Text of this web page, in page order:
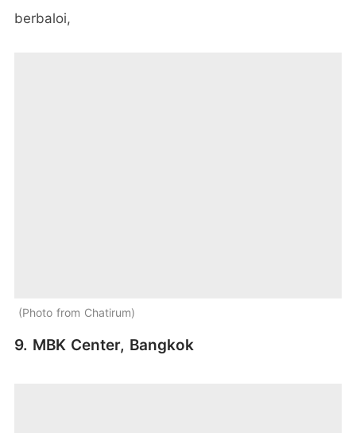
berbaloi,
Photo from Chatirum
9. MBK Center, Bangkok